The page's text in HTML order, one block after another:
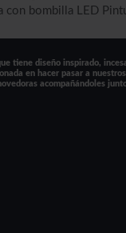
con bombilla LED
tiene diseño inspirado,
en hacer pasar a
acompañándoles